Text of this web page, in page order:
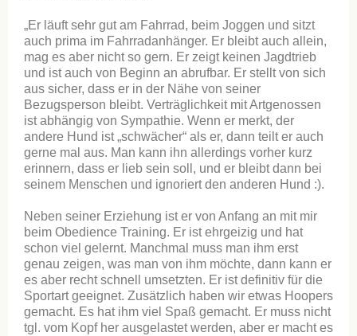
„Er läuft sehr gut am Fahrrad, beim Joggen und sitzt
auch prima im Fahrradanhänger. Er bleibt auch allein,
mag es aber nicht so gern. Er zeigt keinen Jagdtrieb
und ist auch von Beginn an abrufbar. Er stellt von sich
aus sicher, dass er in der Nähe von seiner
Bezugsperson bleibt. Verträglichkeit mit Artgenossen
ist abhängig von Sympathie. Wenn er merkt, der
andere Hund ist „schwächer“ als er, dann teilt er auch
gerne mal aus. Man kann ihn allerdings vorher kurz
erinnern, dass er lieb sein soll, und er bleibt dann bei
seinem Menschen und ignoriert den anderen Hund :).
Neben seiner Erziehung ist er von Anfang an mit mir
beim Obedience Training. Er ist ehrgeizig und hat
schon viel gelernt. Manchmal muss man ihm erst
genau zeigen, was man von ihm möchte, dann kann er
es aber recht schnell umsetzten. Er ist definitiv für die
Sportart geeignet. Zusätzlich haben wir etwas Hoopers
gemacht. Es hat ihm viel Spaß gemacht. Er muss nicht
tgl. vom Kopf her ausgelastet werden, aber er macht es